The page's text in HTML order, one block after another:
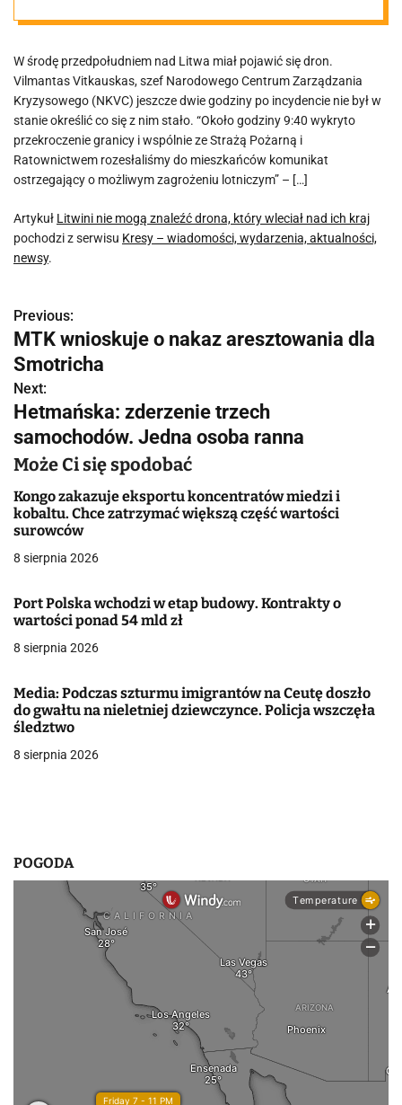
kraj
W środę przedpołudniem nad Litwa miał pojawić się dron.
Vilmantas Vitkauskas, szef Narodowego Centrum Zarządzania
Kryzysowego (NKVC) jeszcze dwie godziny po incydencie nie był w
stanie określić co się z nim stało. “Około godziny 9:40 wykryto
przekroczenie granicy i wspólnie ze Strażą Pożarną i
Ratownictwem rozesłaliśmy do mieszkańców komunikat
ostrzegający o możliwym zagrożeniu lotniczym” – […]
Artykuł Litwini nie mogą znaleźć drona, który wleciał nad ich kraj
pochodzi z serwisu Kresy – wiadomości, wydarzenia, aktualności,
newsy.
N
a
w
i
g
a
c
j
a
w
i
s
u
Previous:
MTK wnioskuje o nakaz aresztowania dla
Smotricha
Next:
Hetmańska: zderzenie trzech
samochodów. Jedna osoba ranna
Może Ci się spodobać
Kongo zakazuje eksportu koncentratów miedzi i
kobaltu. Chce zatrzymać większą część wartości
surowców
8 sierpnia 2026
Port Polska wchodzi w etap budowy. Kontrakty o
wartości ponad 54 mld zł
8 sierpnia 2026
Media: Podczas szturmu imigrantów na Ceutę doszło
do gwałtu na nieletniej dziewczynce. Policja wszczęła
śledztwo
8 sierpnia 2026
POGODA